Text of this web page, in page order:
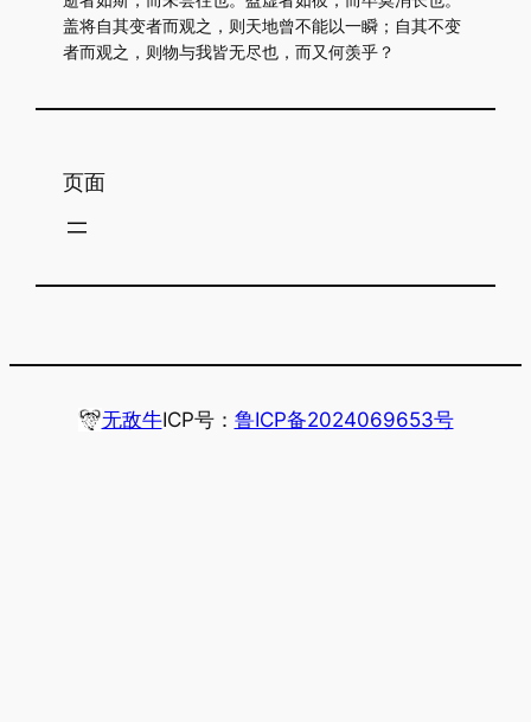
盖将自其变者而观之，则天地曾不能以一瞬；自其不变
者而观之，则物与我皆无尽也，而又何羡乎？
页面
无敌牛ICP号： 鲁ICP备2024069653号